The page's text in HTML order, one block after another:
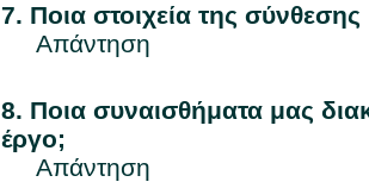
7. Ποια στοιχεία της
Απάντηση
8. Ποια συναισθήματα μας
έργο;
Απάντηση